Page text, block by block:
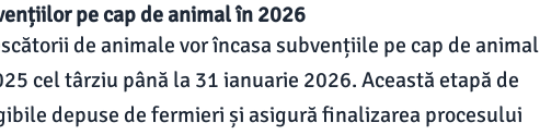
pe cap de animal în 2026
de animale vor încasa subvențiile pe cap de animal
cel târziu până la 31 ianuarie 2026. Această etapă de
depuse de fermieri și asigură finalizarea procesului